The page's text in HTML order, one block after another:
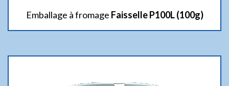
Emballage à fromage Faisselle P100L (100g)